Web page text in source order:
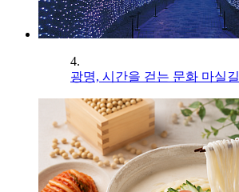
4.
광명, 시간을 걷는 문화 마실길